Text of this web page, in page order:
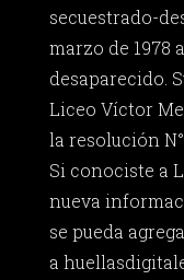
secuestrado-
marzo de 1978
desaparecido.
Liceo Víctor
la resolución
Si conociste a
nueva
se pueda
a